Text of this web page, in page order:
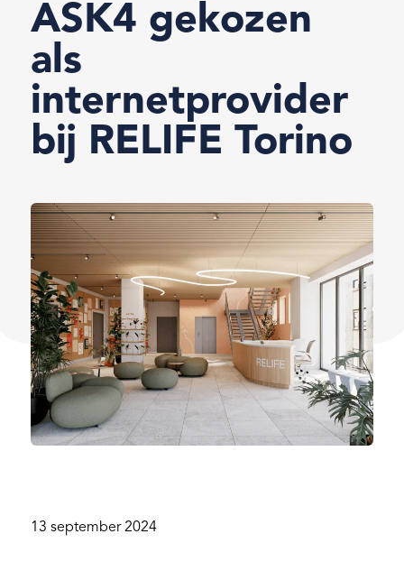
ASK4 gekozen
als
internetprovider
bij RELIFE Torino
13 september 2024